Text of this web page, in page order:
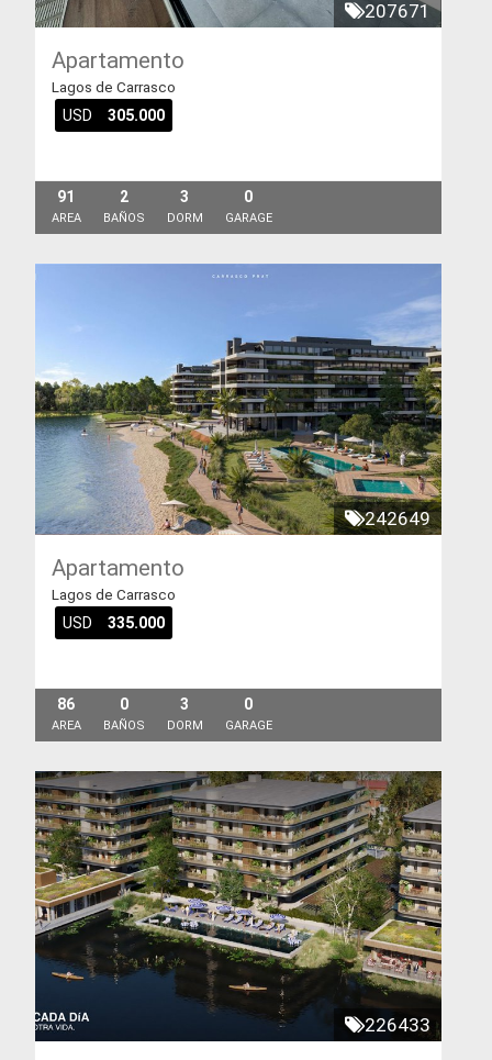
207671
Apartamento
Lagos de Carrasco
USD 305.000
91
AREA
2
BAÑOS
3
DORM
0
GARAGE
242649
Apartamento
Lagos de Carrasco
USD 335.000
86
AREA
0
BAÑOS
3
DORM
0
GARAGE
226433